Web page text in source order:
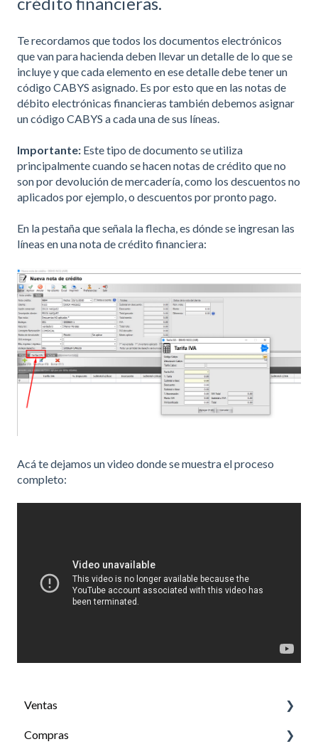
Te recordamos que todos los documentos electrónicos
que van para hacienda deben llevar un detalle de lo que se
incluye y que cada elemento en ese detalle debe tener un
código CABYS asignado. Es por esto que en las notas de
débito electrónicas financieras también debemos asignar
un código CABYS a cada una de sus líneas.
Importante: Este tipo de documento se utiliza
principalmente cuando se hacen notas de crédito que no
son por devolución de mercadería, como los descuentos no
aplicados por ejemplo, o descuentos por pronto pago.
En la pestaña que señala la flecha, es dónde se ingresan las
líneas en una nota de crédito financiera:
Acá te dejamos un video donde se muestra el proceso
completo:
Ventas
Facturación
Compras